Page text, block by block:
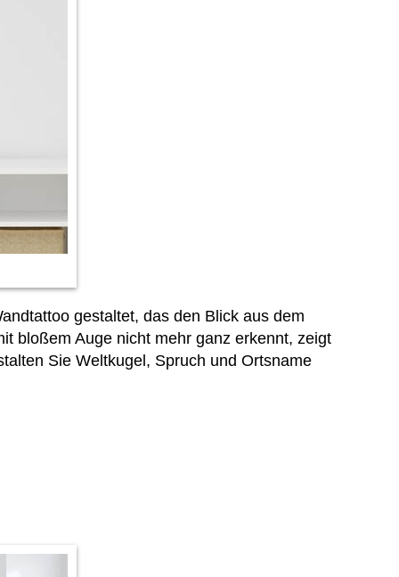
gestaltet, das den Blick aus dem
bloßem Auge nicht mehr ganz erkennt, zeigt
Sie Weltkugel, Spruch und Ortsname